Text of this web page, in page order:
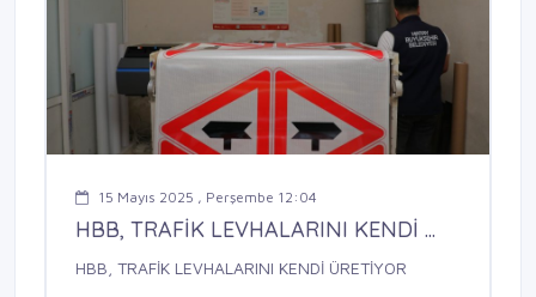
15 Mayıs 2025 , Perşembe 12:04
HBB, TRAFİK LEVHALARINI KENDİ ...
HBB, TRAFİK LEVHALARINI KENDİ ÜRETİYOR